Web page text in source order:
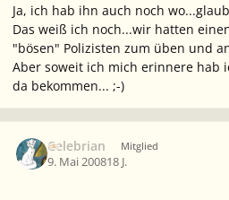
Ja, ich hab ihn auch noch
Das weiß ich noch...wir hatten
"bösen" Polizisten zum üben und
Aber soweit ich mich erinnere hab
da bekommen... ;-)
Celebrian Mitglied
9. Mai 200818 J.